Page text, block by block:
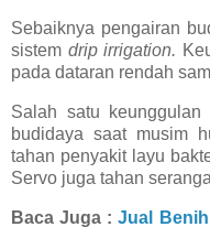
Sebaiknya pengairan
sistem drip irrigation.
pada dataran rendah
Salah satu
budidaya saat musim
tahan penyakit layu
Servo juga tahan
Baca Juga :Jual